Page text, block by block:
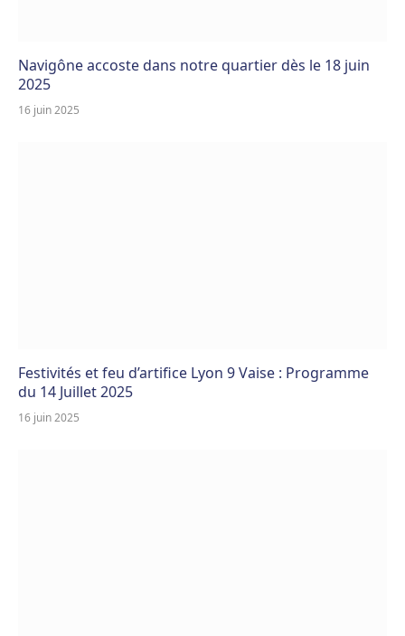
Navigône accoste dans notre quartier dès le 18 juin
2025
16 juin 2025
Festivités et feu d’artifice Lyon 9 Vaise : Programme
du 14 Juillet 2025
16 juin 2025